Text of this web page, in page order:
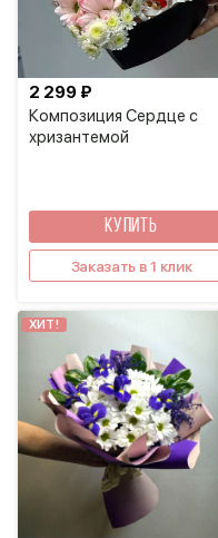
Композиция Сердце с
хризантемой
2 299 ₽
КУПИТЬ
Заказать в 1 клик
ХИТ!